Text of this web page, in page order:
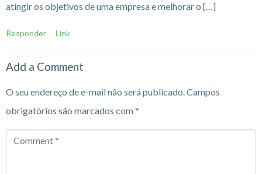
atingir os objetivos de uma empresa e melhorar o […]
Responder Link
Add a Comment
O seu endereço de e-mail não será publicado.Campos
obrigatórios são marcados com*
Comment